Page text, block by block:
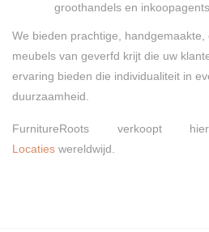
groothandels en
We bieden prachtige, handgemaakte,
meubels van geverfd krijt die uw
ervaring bieden die individualiteit in
duurzaamheid.
FurnitureRoots verkoopt
Locaties wereldwijd.